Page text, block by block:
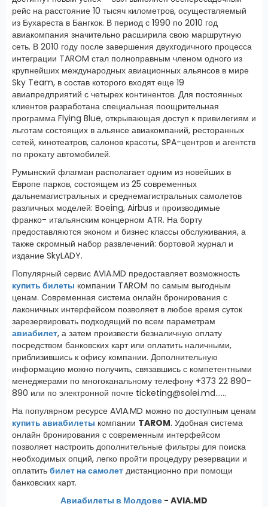
рейс на расстояние 10 тысяч километров, осуществляемый
из Бухареста в Бангкок. В период с 1990 по 2010 год
авиакомпания значительно расширила свою маршрутную
сеть. В 2010 году после завершения двухгодичного процесса
интеграции TAROM стал полноправным членом одного из
крупнейших международных авиационных альянсов в мире
Sky Team, в состав которого входят еще 19
авиапредприятий с четырех континентов. Для постоянных
клиентов разработана специальная поощрительная
программа Flying Blue, открывающая доступ к привилегиям и
льготам состоящих в альянсе авиакомпаний, ресторанных
сетей, кинотеатров, салонов красоты, SPA-центров и агентств
по прокату автомобилей.
Румынский флагман располагает одним из новейших в
Европе парков, состоящем из 25 современных
дальнемагистральных и среднемагистральных самолетов
различных моделей: Boeing, Airbus и производимые
франко- итальянским концерном ATR. На борту
предоставляются эконом и бизнес классы обслуживания, а
также скромный набор развлечений: бортовой журнал и
издание SkyLADY.
Популярный сервис AVIA.MD предоставляет возможность
купить билеты компании TAROM по самым выгодным
ценам. Современная система онлайн бронирования с
лаконичных интерфейсом позволяет в любое время суток
зарезервировать подходящий по всем параметрам
авиабилет, а затем произвести безналичную оплату
посредством банковских карт или оплатить наличными,
приблизившись к офису компании. Дополнительную
информацию можно получить, связавшись с компетентными
менеджерами по многоканальному телефону +373 22 890-
890 или по электронной почте ticketing@solei.md......
На популярном ресурсе AVIA.MD можно по доступным ценам
купить авиабилеты компании TAROM. Удобная система
онлайн бронирования с современным интерфейсом
позволяет настроить дополнительные фильтры для поиска
необходимых опций, легко пройти процедуру резервации и
оплатить билет на самолет дистанционно при помощи
банковских карт.
Авиабилеты в Молдове - AVIA.MD